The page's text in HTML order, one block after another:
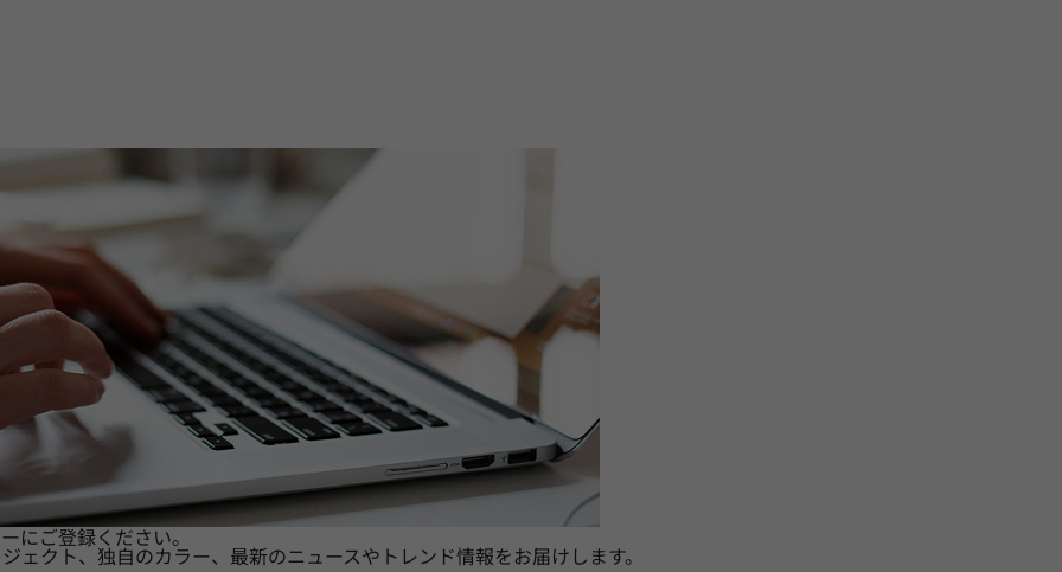
にご登録ください。
ェクト、独自のカラー、最新のニュースやトレンド情報をお届けします。